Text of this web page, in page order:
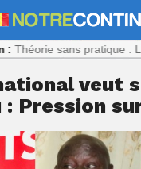
sans pratique : La
veut
: Pression